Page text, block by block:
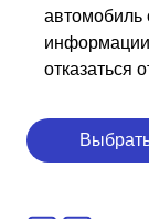
автомобиль
информации
отказаться